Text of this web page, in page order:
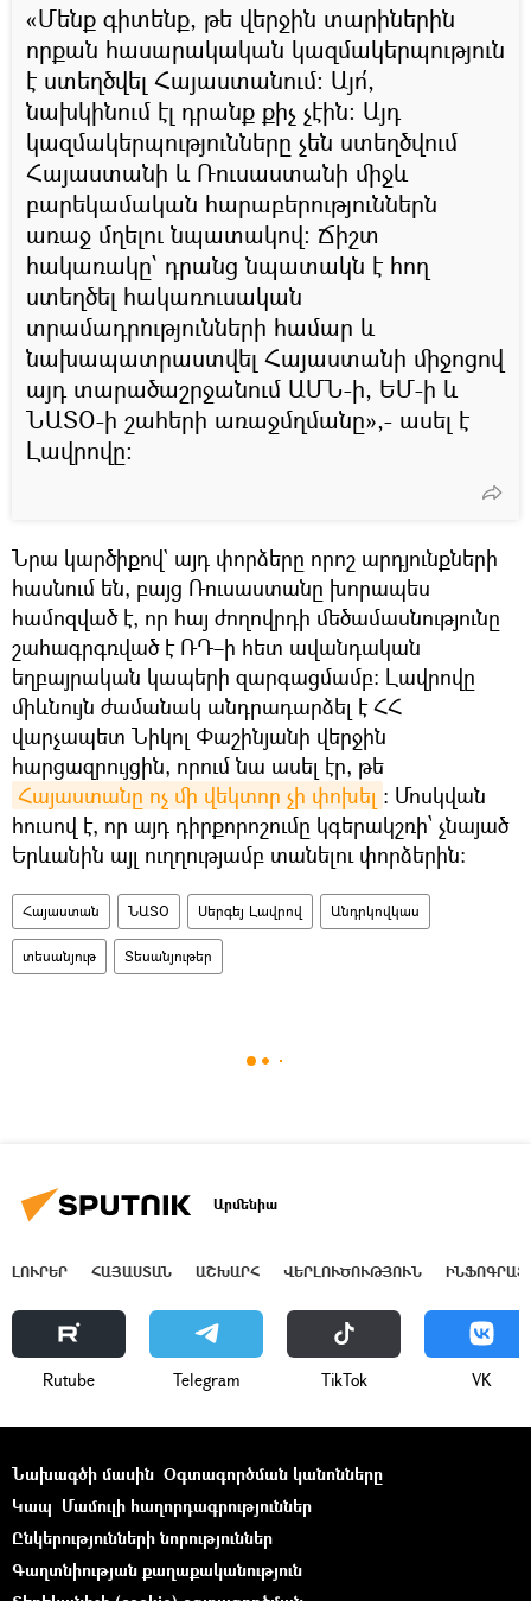
«Մենք գիտենք, թե վերջին տարիներին
որքան հասարակական կազմակերպություն
է ստեղծվել Հայաստանում։ Այո՛,
նախկինում էլ դրանք քիչ չէին։ Այդ
կազմակերպությունները չեն ստեղծվում
Հայաստանի և Ռուսաստանի միջև
բարեկամական հարաբերություններն
առաջ մղելու նպատակով։ Ճիշտ
հակառակը՝ դրանց նպատակն է հող
ստեղծել հակառուսական
տրամադրությունների համար և
նախապատրաստվել Հայաստանի միջոցով
այդ տարածաշրջանում ԱՄՆ-ի, ԵՄ-ի և
ՆԱՏՕ-ի շահերի առաջմղմանը»,- ասել է
Լավրովը։
Նրա կարծիքով` այդ փորձերը որոշ արդյունքների
հասնում են, բայց Ռուսաստանը խորապես
համոզված է, որ հայ ժողովրդի մեծամասնությունը
շահագրգռված է ՌԴ–ի հետ ավանդական
եղբայրական կապերի զարգացմամբ։ Լավրովը
միևնույն ժամանակ անդրադարձել է ՀՀ
վարչապետ Նիկոլ Փաշինյանի վերջին
հարցազրույցին, որում նա ասել էր, թե
Հայաստանը ոչ մի վեկտոր չի փոխել : Մոսկվան
հուսով է, որ այդ դիրքորոշումը կգերակշռի՝ չնայած
Երևանին այլ ուղղությամբ տանելու փորձերին։
Հայաստան ՆԱՏՕ Սերգեյ Լավրով Անդրկովկաս
տեսանյութ Տեսանյութեր
Արմենիա
ԼՈՒՐԵՐ ՀԱՅԱՍՏԱՆ ԱՇԽԱՐՀ ՎԵՐԼՈՒԾՈՒԹՅՈՒՆ
Rutube Telegram ТikТоk VK
Նախագծի մասին Օգտագործման կանոնները
Կապ Մամուլի հաղորդագրություններ
Ընկերությունների նորություններ
Գաղտնիության քաղաքականություն